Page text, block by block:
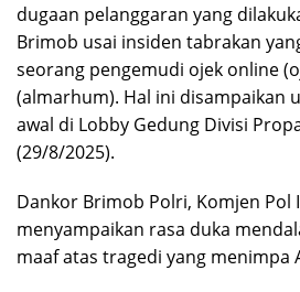
dugaan pelanggaran yang
Brimob usai insiden tabrakan
seorang pengemudi ojek online
(almarhum). Hal ini disampaikan
awal di Lobby Gedung Divisi
(29/8/2025).
Dankor Brimob Polri, Komjen Pol
menyampaikan rasa duka
maaf atas tragedi yang menimpa